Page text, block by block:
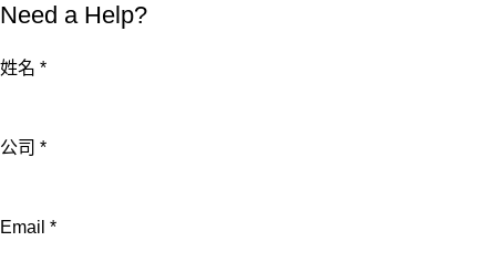
Need a Help?
姓名 *
公
名
公司 *
Email *